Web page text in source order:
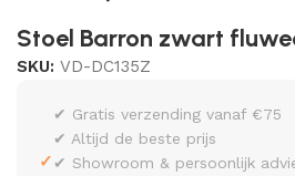
Stoel Barron zwart
SKU: VD-DC135Z
✓
✔ Gratis verzending vanaf €75
✔ Altijd de beste prijs
✔ Showroom & persoonlijk